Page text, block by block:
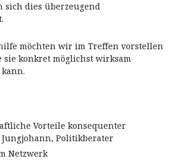
sich dies überzeugend
möchten wir im Treffen vorstellen
konkret möglichst wirksam
Vorteile konsequenter
Politikberater
Netzwerk